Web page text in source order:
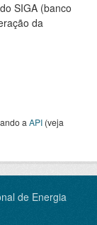
SIGA (banco
da
a API (veja
de Energia